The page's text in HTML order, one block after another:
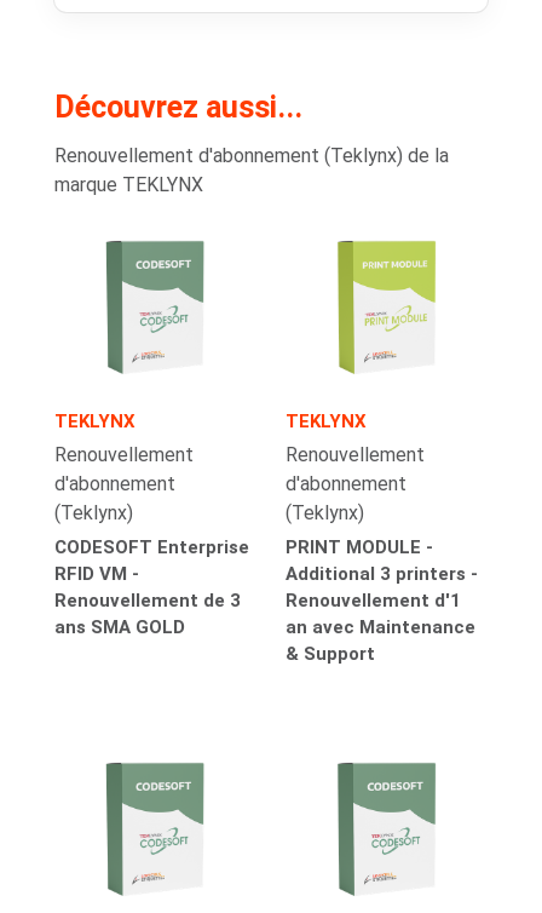
Découvrez aussi...
Renouvellement d'abonnement (Teklynx) de la
marque TEKLYNX
TEKLYNX
Renouvellement
d'abonnement
(Teklynx)
CODESOFT Enterprise
RFID VM -
Renouvellement de 3
ans SMA GOLD
TEKLYNX
Renouvellement
d'abonnement
(Teklynx)
PRINT MODULE -
Additional 3 printers -
Renouvellement d'1
an avec Maintenance
& Support